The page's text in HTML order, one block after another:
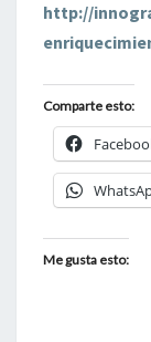
http://
Comparte esto:
Me gusta esto: